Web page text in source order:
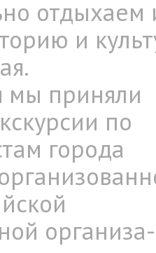
отдыхаем
и
мы приняли
по
города
организа­